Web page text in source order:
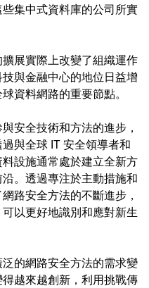
集中式資料庫的公司所實
展實際上改變了組織運作
與金融中心的地位日益增
資料網路的重要節點。
安全技術和方法的進步，
與全球 IT 安全領導者和
設施通常處於建立全新方
。透過專注於主動措施和
路安全方法的不斷進步，
以更好地識別和應對新生
的網路安全方法的需求變
越來越創新，利用挑戰傳